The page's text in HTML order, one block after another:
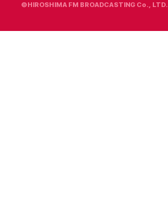
©HIROSHIMA FM BROADCASTING Co., LTD.